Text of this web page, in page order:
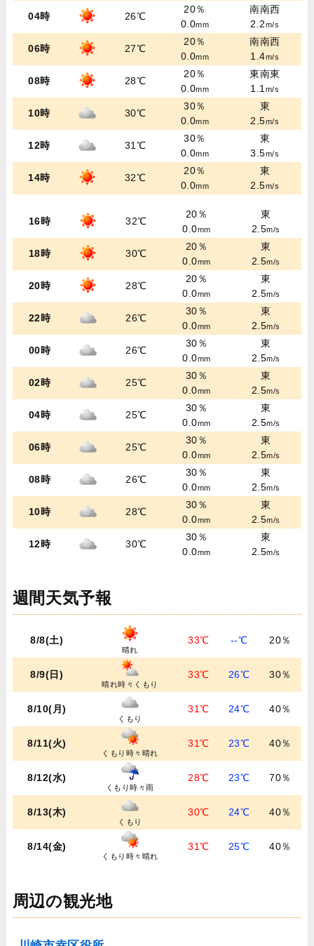
04時 26℃
20％
0.0mm
南南西
2.2m/s
06時 27℃
20％
0.0mm
南南西
1.4m/s
08時 28℃
20％
0.0mm
東南東
1.1m/s
10時 30℃
30％
0.0mm
東
2.5m/s
12時 31℃
30％
0.0mm
東
3.5m/s
14時 32℃
20％
0.0mm
東
2.5m/s
16時 32℃
20％
0.0mm
東
2.5m/s
18時 30℃
20％
0.0mm
東
2.5m/s
20時 28℃
20％
0.0mm
東
2.5m/s
22時 26℃
30％
0.0mm
東
2.5m/s
00時 26℃
30％
0.0mm
東
2.5m/s
02時 25℃
30％
0.0mm
東
2.5m/s
04時 25℃
30％
0.0mm
東
2.5m/s
06時 25℃
30％
0.0mm
東
2.5m/s
08時 26℃
30％
0.0mm
東
2.5m/s
10時 28℃
30％
0.0mm
東
2.5m/s
12時 30℃
30％
0.0mm
東
2.5m/s
週間天気予報
8/8(土)
晴れ
33℃ --℃ 20％
8/9(日)
晴れ時々くもり
33℃ 26℃ 30％
8/10(月)
くもり
31℃ 24℃ 40％
8/11(火)
くもり時々晴れ
31℃ 23℃ 40％
8/12(水)
くもり時々雨
28℃ 23℃ 70％
8/13(木)
くもり
30℃ 24℃ 40％
8/14(金)
くもり時々晴れ
31℃ 25℃ 40％
周辺の観光地